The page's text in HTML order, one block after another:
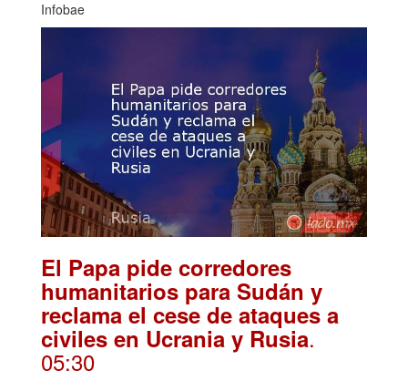
Infobae
El Papa pide corredores
humanitarios para Sudán y
reclama el cese de ataques a
civiles en Ucrania y Rusia.
05:30